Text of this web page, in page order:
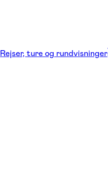
Rejser, ture og rundvisninger